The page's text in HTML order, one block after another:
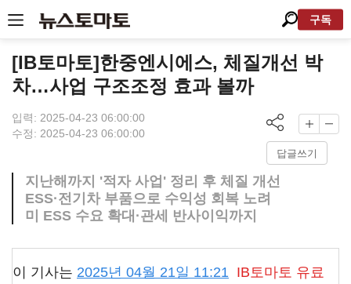
구독
[IB토마토]한중엔시에스, 체질개선 박
차…사업 구조조정 효과 볼까
입력: 2025-04-23 06:00:00
수정: 2025-04-23 06:00:00
답글쓰기
지난해까지 '적자 사업' 정리 후 체질 개선
ESS·전기차 부품으로 수익성 회복 노려
미 ESS 수요 확대·관세 반사이익까지
이 기사는 2025년 04월 21일 11:21 IB토마토 유료